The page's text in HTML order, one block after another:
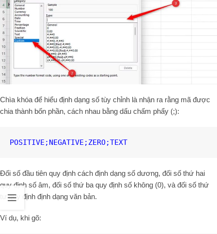
Chìa khóa để hiểu định dạng số tùy chỉnh là nhận ra rằng mã được
chia thành bốn phần, cách nhau bằng dấu chấm phẩy (;):
POSITIVE;NEGATIVE;ZERO;TEXT
Đối số đầu tiên quy định cách định dạng số dương, đối số thứ hai
quy định số âm, đối số thứ ba quy định số không (0), và đối số thứ
tư quy định định dạng văn bản.
Ví dụ, khi gõ: